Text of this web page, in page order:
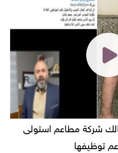
شركة مطاعم استولى
توظيفها